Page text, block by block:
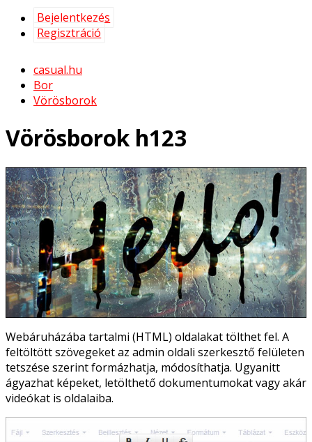
Bejelentkezés
Regisztráció
casual.hu
Bor
Vörösborok
Vörösborok h123
Webáruházába tartalmi (HTML) oldalakat tölthet fel. A
feltöltött szövegeket az admin oldali szerkesztő felületen
tetszése szerint formázhatja, módosíthatja. Ugyanitt
ágyazhat képeket, letölthető dokumentumokat vagy akár
videókat is oldalaiba.